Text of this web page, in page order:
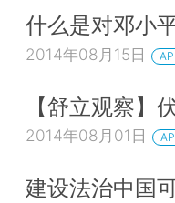
什么是对邓小
2014年08月15日
【舒立观察】
2014年08月01日
建设法治中国